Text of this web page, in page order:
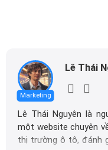
Marketing
Lê Thái
Lê Thái Nguyên là
một website chuyên
thị trường ô tô, đánh